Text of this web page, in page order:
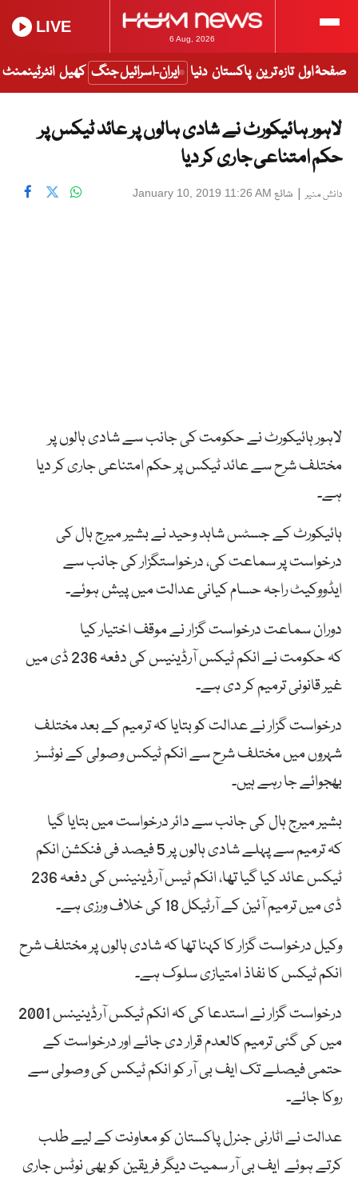
6 Aug, 2026
LIVE
صفحۂ اول تازہ ترین پاکستان دنیا ایران-اسرائیل جنگ کھیل انٹرٹینمنٹ
لاہور ہائیکورٹ نے شادی ہالوں پر عائد ٹیکس پر
حکم امتناعی جاری کر دیا
دانش منیر| شائع January 10, 2019 11:26 AM
لاہور ہائیکورٹ نے حکومت کی جانب سے شادی ہالوں پر
مختلف شرح سے عائد ٹیکس پر حکم امتناعی جاری کر دیا
ہے۔
ہائیکورٹ کے جسٹس شاہد وحید نے بشیر میرج ہال کی
درخواست پر سماعت کی، درخواستگزار کی جانب سے
ایڈووکیٹ راجہ حسام کیانی عدالت میں پیش ہوئے۔
دوران سماعت درخواست گزار نے موقف اختیار کیا
کہ حکومت نے انکم ٹیکس آرڈینیس کی دفعہ 236 ڈی میں
غیر قانونی ترمیم کر دی ہے۔
درخواست گزار نے عدالت کو بتایا کہ ترمیم کے بعد مختلف
شہروں میں مختلف شرح سے انکم ٹیکس وصولی کے نوٹسز
بھجوائے جا رہے ہیں۔
بشیر میرج ہال کی جانب سے دائر درخواست میں بتایا گیا
کہ ترمیم سے پہلے شادی ہالوں پر 5 فیصد فی فنکشن انکم
ٹیکس عائد کیا گیا تھا، انکم ٹیس آرڈینینس کی دفعہ 236
ڈی میں ترمیم آئین کے آرٹیکل 18 کی خلاف ورزی ہے۔
وکیل درخواست گزار کا کہنا تھا کہ شادی ہالوں پر مختلف شرح
انکم ٹیکس کا نفاذ امتیازی سلوک ہے۔
درخواست گزار نے استدعا کی کہ انکم ٹیکس آرڈینینس 2001
میں کی گئی ترمیم کالعدم قرار دی جائے اور درخواست کے
حتمی فیصلے تک ایف بی آر کو انکم ٹیکس کی وصولی سے
روکا جائے۔
عدالت نے اٹارنی جنرل پاکستان کو معاونت کے لیے طلب
کرتے ہوئے ایف بی آر سمیت دیگر فریقین کو بھی نوٹس جاری